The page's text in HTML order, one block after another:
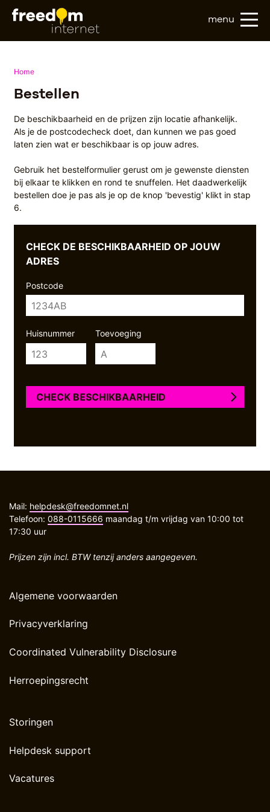
menu
Home
Bestellen
De beschikbaarheid en de prijzen zijn locatie afhankelijk.
Als je de postcodecheck doet, dan kunnen we pas goed
laten zien wat er beschikbaar is op jouw adres.
Gebruik het bestelformulier gerust om je gewenste diensten
bij elkaar te klikken en rond te snuffelen. Het daadwerkelijk
bestellen doe je pas als je op de knop 'bevestig' klikt in stap
6.
CHECK DE BESCHIKBAARHEID OP JOUW
ADRES
Postcode
Huisnummer Toevoeging
CHECK BESCHIKBAARHEID
Mail: helpdesk@freedomnet.nl
Telefoon: 088-0115666 maandag t/m vrijdag van 10:00 tot
17:30 uur
Prijzen zijn incl. BTW tenzij anders aangegeven.
Algemene voorwaarden
Privacyverklaring
Coordinated Vulnerability Disclosure
Herroepingsrecht
Storingen
Helpdesk support
Vacatures